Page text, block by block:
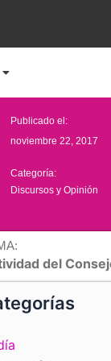
Publicado el:
noviembre 22, 2017
Categoría:
Discursos y Opinión
del